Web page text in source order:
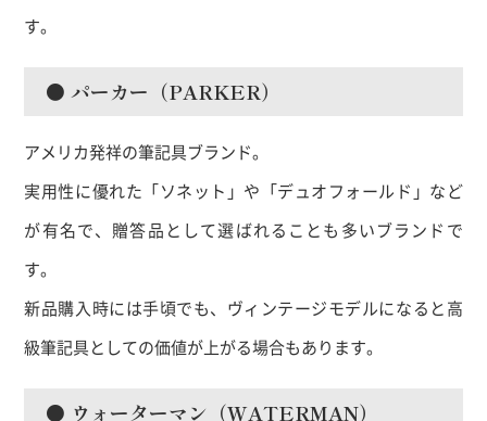
す。
● パーカー（PARKER）
アメリカ発祥の筆記具ブランド。
実用性に優れた「ソネット」や「デュオフォールド」など
が有名で、贈答品として選ばれることも多いブランドで
す。
新品購入時には手頃でも、ヴィンテージモデルになると高
級筆記具としての価値が上がる場合もあります。
● ウォーターマン（WATERMAN）